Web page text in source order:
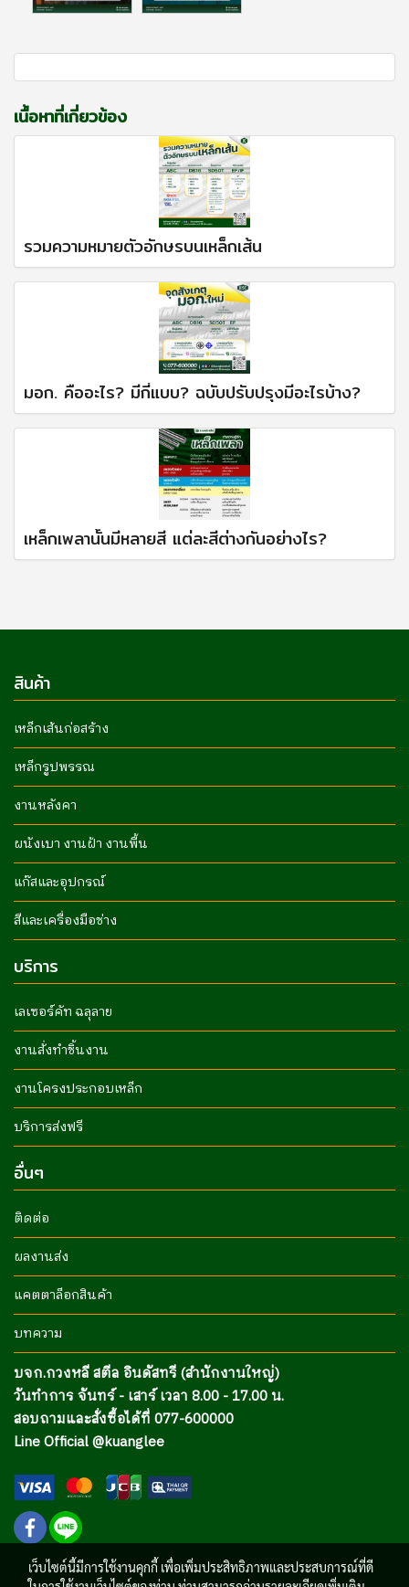
เนื้อหาที่เกี่ยวข้อง
รวมความหมายตัวอักษรบนเหล็กเส้น
มอก. คืออะไร? มีกี่แบบ? ฉบับปรับปรุงมีอะไรบ้าง?
เหล็กเพลานั้นมีหลายสี แต่ละสีต่างกันอย่างไร?
สินค้า
เหล็กเส้นก่อสร้าง
เหล็กรูปพรรณ
งานหลังคา
ผนังเบา งานฝ้า งานพื้น
แก๊สและอุปกรณ์
สีและเครื่องมือช่าง
บริการ
เลเซอร์คัท ฉลุลาย
งานสั่งทำชิ้นงาน
งานโครงประกอบเหล็ก
บริการส่งฟรี
อื่นๆ
ติดต่อ
ผลงานส่ง
แคตตาล็อกสินค้า
บทความ
บจก.กวงหลี สตีล อินดัสทรี (สำนักงานใหญ่)
วันทำการ จันทร์ - เสาร์ เวลา 8.00 - 17.00 น.
สอบถามและสั่งซื้อได้ที่ 077-600000
Line Official @kuanglee
เว็บไซต์นี้มีการใช้งานคุกกี้ เพื่อเพิ่มประสิทธิภาพและประสบการณ์ที่ดี